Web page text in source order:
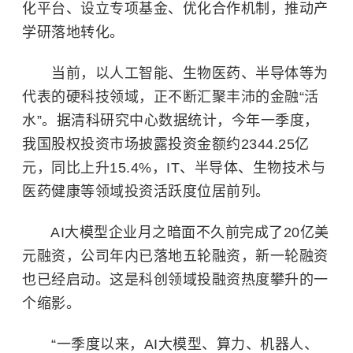
化平台、设立专项基金、优化合作机制，推动产
学研落地转化。
当前，以人工智能、生物医药、 半导体等为
代表的硬科技领域，正不断汇聚丰沛的金融“活
水”。据清科研究中心数据统计，今年一季度，
我国股权投资市场披露投资金额约2344.25亿
元，同比上升15.4%，IT、半导体、生物技术与
医药健康等领域投资活跃度位居前列。
AI大模型企业月之暗面不久前完成了20亿美
元融资，公司年内已落地五轮融资，新一轮融资
也已经启动。这是科创领域投融资热度攀升的一
个缩影。
“一季度以来，AI大模型、算力、机器人、